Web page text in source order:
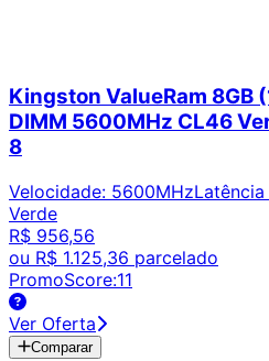
Kingston ValueRam 8GB
DIMM 5600MHz CL46
8
Velocidade: 5600MHzLatência
Verde
R$ 956,56
ou R$ 1.125,36 parcelado
PromoScore:11
Ver Oferta
Comparar